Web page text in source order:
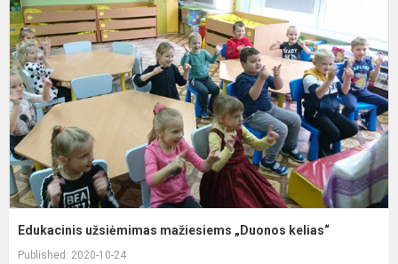
Edukacinis užsiėmimas mažiesiems „Duonos kelias“
Published: 2020-10-24